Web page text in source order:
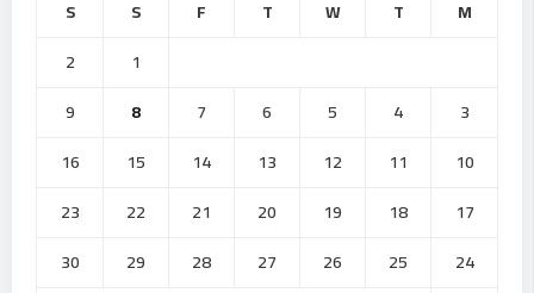
M
T
W
T
F
S
S
1
2
3
4
5
6
7
8
9
10
11
12
13
14
15
16
17
18
19
20
21
22
23
24
25
26
27
28
29
30